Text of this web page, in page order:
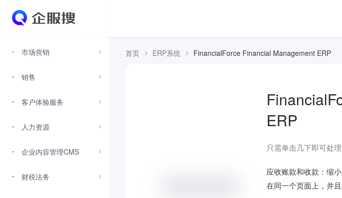
市场营销
销售
客户体验服务
人力资源
企业内容管理CMS
财税法务
首页 ERP系统 FinancialForce Financial Management ERP
ERP
只需单击几下即可处
应收账款和收款：缩
在同一个页面上，并